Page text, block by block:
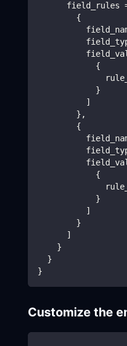
field_rules
        {
            {
            }
          ]
        },
        {
            {
            }
          ]
        }
      ]
    }
  }
}
Customize the